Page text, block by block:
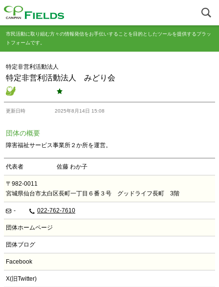
市民活動に取り組む方々の情報発信をお手伝いすることを目的としたツールを提供するプラッ
トフォームです。
特定非営利活動法人
特定非営利活動法人 みどり会
更新日時 2025年8月14日 15:08
団体の概要
障害福祉サービス事業所２か所を運営。
代表者 佐藤 わか子
〒982-0011
宮城県仙台市太白区長町一丁目６番３号 グッドライフ長町 3階
- 022-762-7610
団体ホームページ
団体ブログ
Facebook
X(旧Twitter)